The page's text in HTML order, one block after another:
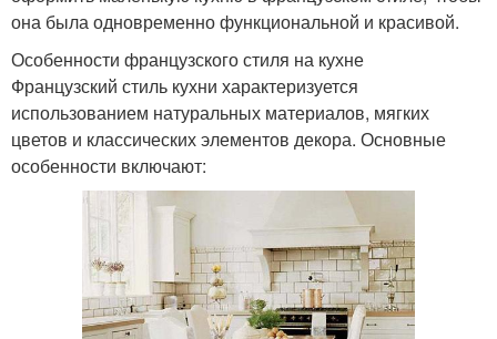
она была одновременно функциональной и красивой.
Особенности французского стиля на кухне
Французский стиль кухни характеризуется
использованием натуральных материалов, мягких
цветов и классических элементов декора. Основные
особенности включают: